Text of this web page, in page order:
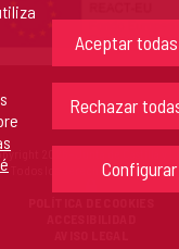
Aceptar
Rechazar
en
nueva.
una
ventana
nueva.
una
ventana
nueva.
2026 - Junta de Castilla y
Todos los derechos reservados.